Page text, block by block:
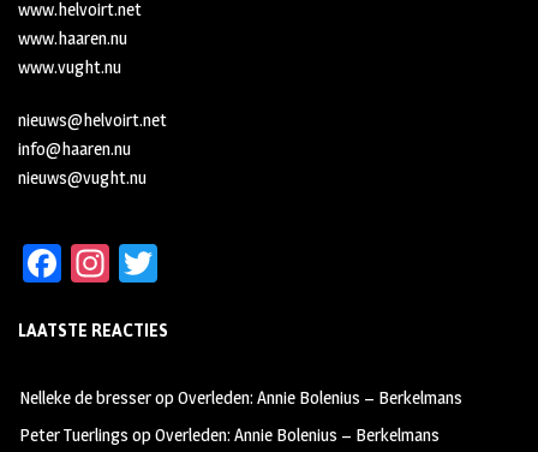
www.helvoirt.net
www.haaren.nu
www.vught.nu
nieuws@helvoirt.net
info@haaren.nu
nieuws@vught.nu
Fa
b
oo
k
In
ag
m
tt
LAATSTE REACTIES
Nelleke de bresseropOverleden: Annie Bolenius – Berkelmans
Peter Tuerlings opOverleden: Annie Bolenius – Berkelmans